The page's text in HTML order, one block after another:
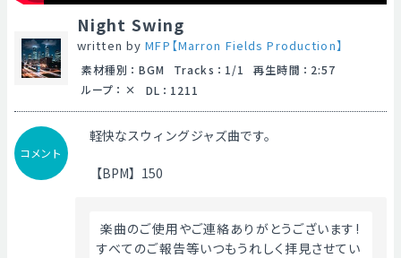
Night Swing
written byMFP【Marron Fields Production】
素材種別 ： BGM Tracks ： 1/1 再生時間 ： 2:57
ループ ： DL ： 1211
コメント
軽快なスウィングジャズ曲です。
【BPM】150
楽曲のご使用やご連絡ありがとうございます!
すべてのご報告等いつもうれしく拝見させてい